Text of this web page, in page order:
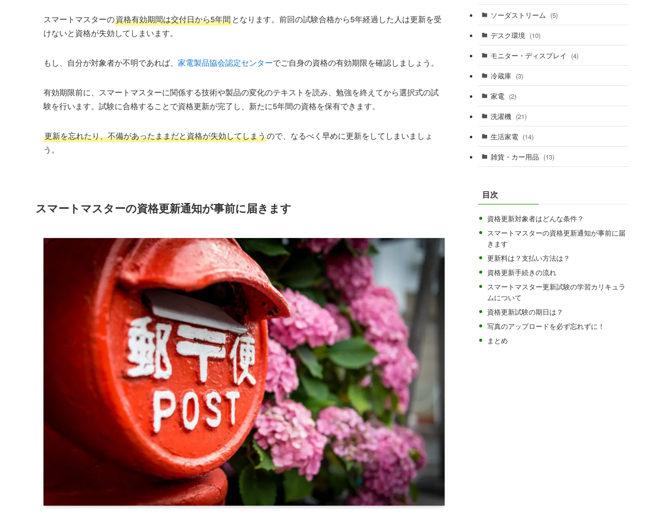
スマートマスターの資格有効期間は交付日から5年間となります。前回の試験合格から5年経過した人は更新を受
けないと資格が失効してしまいます。
もし、自分が対象者か不明であれば、 家電製品協会認定センターでご自身の資格の有効期限を確認しましょう。
有効期限前に、スマートマスターに関係する技術や製品の変化のテキストを読み、勉強を終えてから選択式の試
験を行います。試験に合格することで資格更新が完了し、新たに5年間の資格を保有できます。
更新を忘れたり、不備があったままだと資格が失効してしまうので、なるべく早めに更新をしてしまいましょ
う。
スマートマスターの資格更新通知が事前に届きます
ソーダストリーム (5)
デスク環境 (10)
モニター・ディスプレイ (4)
冷蔵庫 (3)
家電 (2)
洗濯機 (21)
生活家電 (14)
雑貨・カー用品 (13)
目次
資格更新対象者はどんな条件？
スマートマスターの資格更新通知が事前に届
きます
更新料は？支払い方法は？
資格更新手続きの流れ
スマートマスター更新試験の学習カリキュラ
ムについて
資格更新試験の期日は？
写真のアップロードを必ず忘れずに！
まとめ